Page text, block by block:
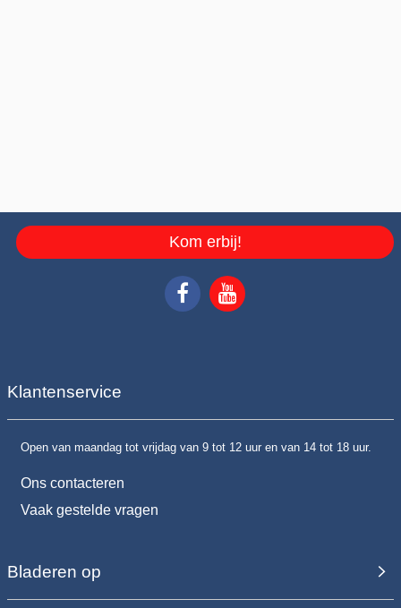
Kom erbij!
Klantenservice
Open van maandag tot vrijdag van 9 tot 12 uur en van 14 tot 18 uur.
Ons contacteren
Vaak gestelde vragen
Bladeren op